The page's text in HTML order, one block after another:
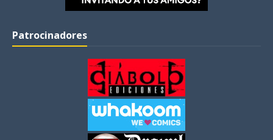
Patrocinadores